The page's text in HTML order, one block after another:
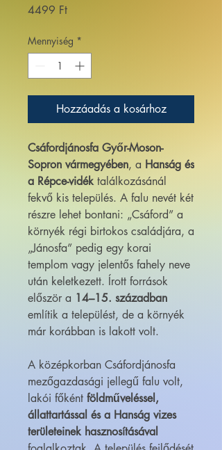
4499 FtÁr
Mennyiség *
Hozzáadás a kosárhoz
Csáfordjánosfa Győr-Moson-
Sopron vármegyében, a Hanság és
a Répce-vidéktalálkozásánál
fekvő kis település. A falu nevét két
részre lehet bontani: „Csáford” a
környék régi birtokos családjára, a
„Jánosfa” pedig egy korai
templom vagy jelentős fahely neve
után keletkezett. Írott források
először a 14–15. században
említik a települést, de a környék
már korábban is lakott volt.
A középkorban Csáfordjánosfa
mezőgazdasági jellegű falu volt,
lakói főként földműveléssel,
állattartással és a Hanság vizes
területeinek hasznosításával